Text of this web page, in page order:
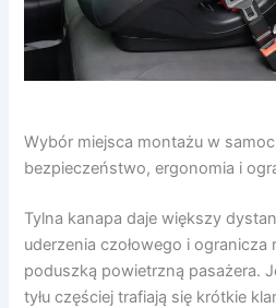
Wybór miejsca montażu w
bezpieczeństwo, ergonomia i
Tylna kanapa daje większy
uderzenia czołowego i ogranicza
poduszką powietrzną pasażera.
tyłu częściej trafiają się krótkie